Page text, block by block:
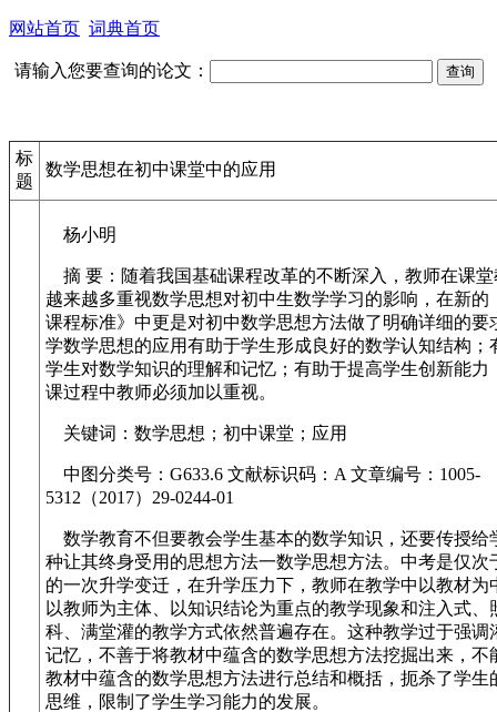
网站首页 词典首页
请输入您要查询的论文：
标
题
数学思想在初中课堂中的应用
杨小明
摘 要：随着我国基础课程改革的不断深入，教师在课堂
越来越多重视数学思想对初中生数学学习的影响，在新的
课程标准》中更是对初中数学思想方法做了明确详细的要
学数学思想的应用有助于学生形成良好的数学认知结构；
学生对数学知识的理解和记忆；有助于提高学生创新能力
课过程中教师必须加以重视。
关键词：数学思想；初中课堂；应用
中图分类号：G633.6 文献标识码：A 文章编号：1005-
5312（2017）29-0244-01
数学教育不但要教会学生基本的数学知识，还要传授给
种让其终身受用的思想方法一数学思想方法。中考是仅次
的一次升学变迁，在升学压力下，教师在教学中以教材为
以教师为主体、以知识结论为重点的教学现象和注入式、
科、满堂灌的教学方式依然普遍存在。这种教学过于强调
记忆，不善于将教材中蕴含的数学思想方法挖掘出来，不
教材中蕴含的数学思想方法进行总结和概括，扼杀了学生
思维，限制了学生学习能力的发展。